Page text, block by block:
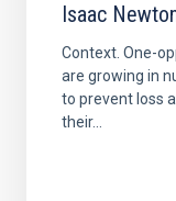
Isaac
Context. One-
are growing in
to prevent loss
their...